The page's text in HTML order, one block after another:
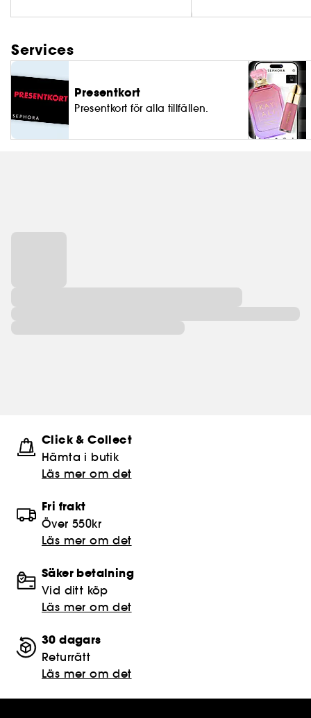
Services
Presentkort
Presentkort för alla tillfällen.
Click & Collect
Hämta i butik​
Läs mer om det
Fri frakt
Över 550kr
Läs mer om det
Säker betalning
Vid ditt köp
Läs mer om det
30 dagars
Returrätt
Läs mer om det